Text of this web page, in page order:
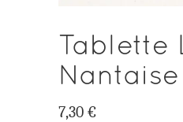
Tablette
Nantaise
7,30 €